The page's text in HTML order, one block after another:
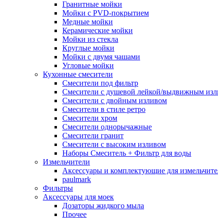
Гранитные мойки
Мойки с PVD-покрытием
Медные мойки
Керамические мойки
Мойки из стекла
Круглые мойки
Мойки с двумя чашами
Угловые мойки
Кухонные смесители
Смесители под фильтр
Смесители с душевой лейкой/выдвижным
Смесители с двойным изливом
Смесители в стиле ретро
Смесители хром
Смесители однорычажные
Смесители гранит
Смесители с высоким изливом
Наборы Смеситель + Фильтр для воды
Измельчители
Аксессуары и комплектующие для
paulmark
Фильтры
Аксессуары для моек
Дозаторы жидкого мыла
Прочее